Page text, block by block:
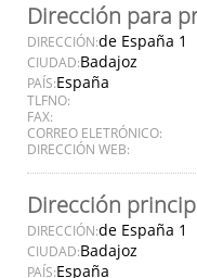
Dirección para
DIRECCIÓN:de España 1
CIUDAD:Badajoz
PAÍS:España
TLFNO:
FAX:
CORREO ELETRÓNICO:
DIRECCIÓN WEB:
Dirección
DIRECCIÓN:de España 1
CIUDAD:Badajoz
PAÍS:España